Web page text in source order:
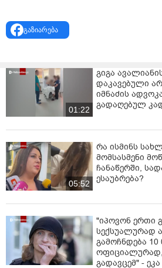
გაზიარება
01:22
გიგა
დაკავებული
იმნაძის
გადაღებულ
05:52
რა ისმინს
მომსასმენი
ჩანაწერში,
ესაუბრება?
"იპოვონ ერთი
სექსუალურად
გამოჩნდება
გადავცემ" -